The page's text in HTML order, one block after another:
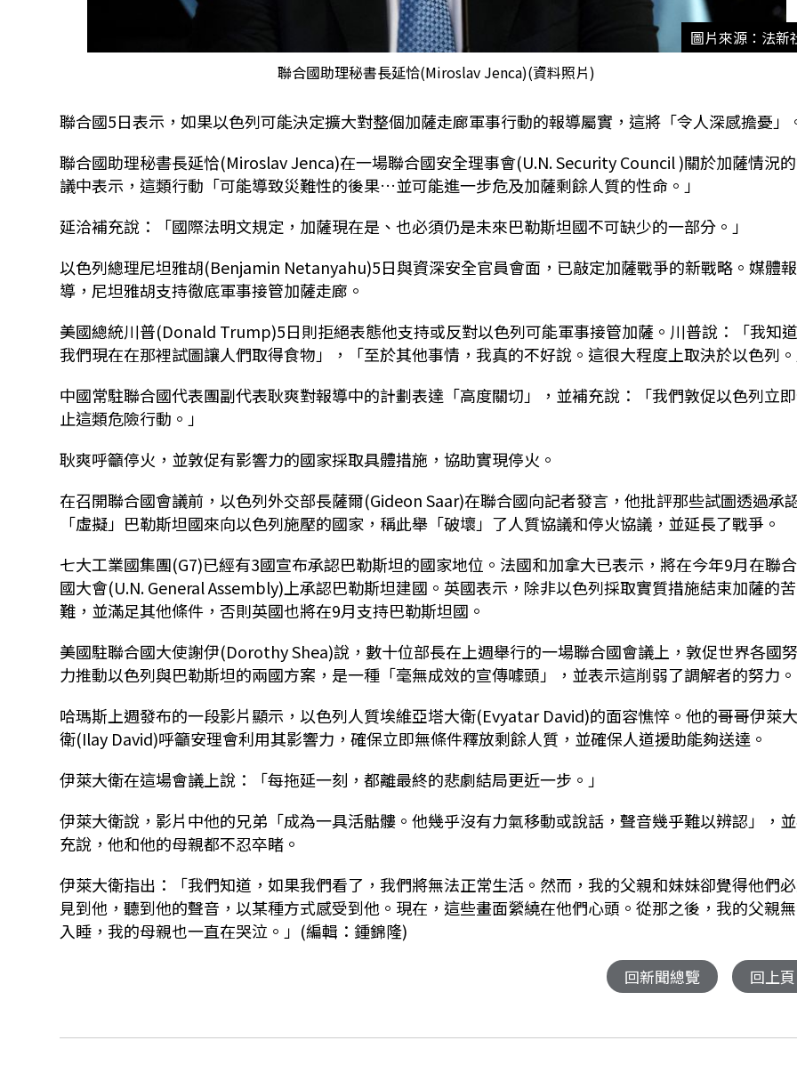
圖片來源：法新
聯合國助理秘書長延恰(Miroslav Jenca)(資料照片)
聯合國5日表示，如果以色列可能決定擴大對整個加薩走廊軍事行動的報導屬實，這將「令人深感擔憂」
聯合國助理秘書長延恰(Miroslav Jenca)在一場聯合國安全理事會(U.N. Security Council )關於加薩情況
議中表示，這類行動「可能導致災難性的後果…並可能進一步危及加薩剩餘人質的性命。」
延洽補充說：「國際法明文規定，加薩現在是、也必須仍是未來巴勒斯坦國不可缺少的一部分。」
以色列總理尼坦雅胡(Benjamin Netanyahu)5日與資深安全官員會面，已敲定加薩戰爭的新戰略。媒體報
導，尼坦雅胡支持徹底軍事接管加薩走廊。
美國總統川普(Donald Trump)5日則拒絕表態他支持或反對以色列可能軍事接管加薩。川普說：「我知
我們現在在那裡試圖讓人們取得食物」，「至於其他事情，我真的不好說。這很大程度上取決於以色列
中國常駐聯合國代表團副代表耿爽對報導中的計劃表達「高度關切」，並補充說：「我們敦促以色列立
止這類危險行動。」
耿爽呼籲停火，並敦促有影響力的國家採取具體措施，協助實現停火。
在召開聯合國會議前，以色列外交部長薩爾(Gideon Saar)在聯合國向記者發言，他批評那些試圖透過承
「虛擬」巴勒斯坦國來向以色列施壓的國家，稱此舉「破壞」了人質協議和停火協議，並延長了戰爭。
七大工業國集團(G7)已經有3國宣布承認巴勒斯坦的國家地位。法國和加拿大已表示，將在今年9月在聯合
國大會(U.N. General Assembly)上承認巴勒斯坦建國。英國表示，除非以色列採取實質措施結束加薩的苦
難，並滿足其他條件，否則英國也將在9月支持巴勒斯坦國。
美國駐聯合國大使謝伊(Dorothy Shea)說，數十位部長在上週舉行的一場聯合國會議上，敦促世界各國
力推動以色列與巴勒斯坦的兩國方案，是一種「毫無成效的宣傳噱頭」，並表示這削弱了調解者的努力。
哈瑪斯上週發布的一段影片顯示，以色列人質埃維亞塔大衛(Evyatar David)的面容憔悴。他的哥哥伊萊
衛(Ilay David)呼籲安理會利用其影響力，確保立即無條件釋放剩餘人質，並確保人道援助能夠送達。
伊萊大衛在這場會議上說：「每拖延一刻，都離最終的悲劇結局更近一步。」
伊萊大衛說，影片中他的兄弟「成為一具活骷髏。他幾乎沒有力氣移動或說話，聲音幾乎難以辨認」，
充說，他和他的母親都不忍卒睹。
伊萊大衛指出：「我們知道，如果我們看了，我們將無法正常生活。然而，我的父親和妹妹卻覺得他們
見到他，聽到他的聲音，以某種方式感受到他。現在，這些畫面縈繞在他們心頭。從那之後，我的父親
入睡，我的母親也一直在哭泣。」(編輯：鍾錦隆)
回新聞總覽 回上頁